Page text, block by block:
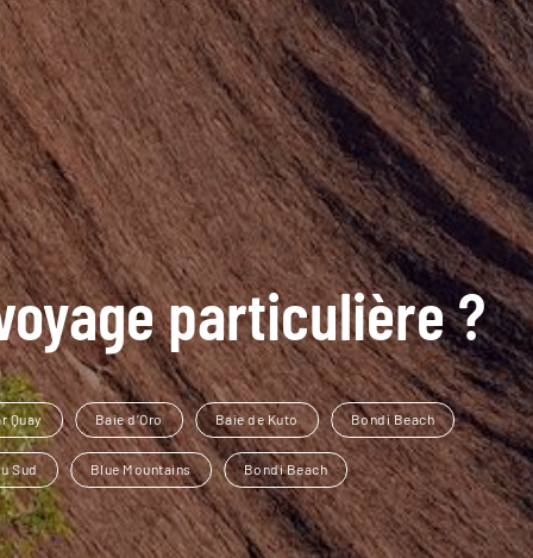
particulière ?
Quay Baie d’Oro Baie de Kuto Bondi Beach
Sud Blue Mountains Bondi Beach